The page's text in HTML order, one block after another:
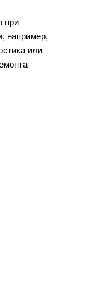
при
например,
или